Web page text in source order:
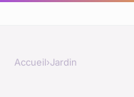
Accueil›Jardin